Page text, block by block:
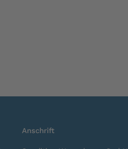
Anschrift